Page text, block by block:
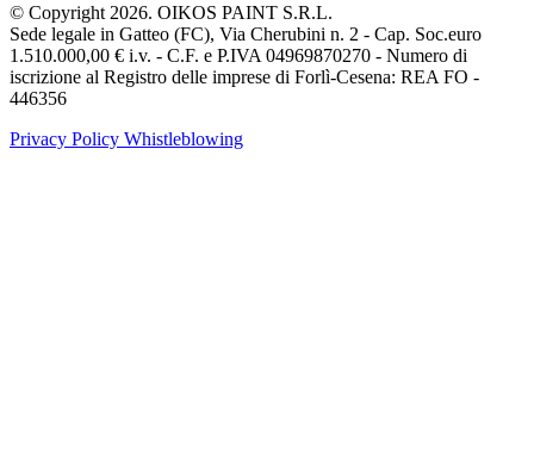
© Copyright 2026. OIKOS PAINT S.R.L.
Sede legale in Gatteo (FC), Via Cherubini n. 2 - Cap. Soc.euro
1.510.000,00 € i.v. - C.F. e P.IVA 04969870270 - Numero di
iscrizione al Registro delle imprese di Forlì-Cesena: REA FO -
446356
Privacy Policy Whistleblowing